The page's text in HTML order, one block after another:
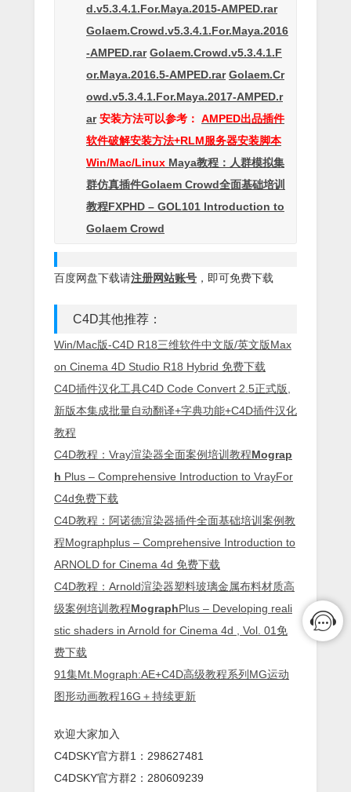
d.v5.3.4.1.For.Maya.2015-AMPED.rar
Golaem.Crowd.v5.3.4.1.For.Maya.2016
-AMPED.rar Golaem.Crowd.v5.3.4.1.F
or.Maya.2016.5-AMPED.rar Golaem.Cr
owd.v5.3.4.1.For.Maya.2017-AMPED.r
ar安装方法可以参考： AMPED出品插件
软件破解安装方法+RLM服务器安装脚本
Win/Mac/Linux Maya教程：人群模拟集
群仿真插件Golaem Crowd全面基础培训
教程FXPHD – GOL101 Introduction to
Golaem Crowd
百度网盘下载请注册网站账号 ，即可免费下载
C4D其他推荐：
Win/Mac版-C4D R18三维软件中文版/英文版Max
on Cinema 4D Studio R18 Hybrid 免费下载
C4D插件汉化工具C4D Code Convert 2.5正式版,
新版本集成批量自动翻译+字典功能+C4D插件汉化
教程
C4D教程：Vray渲染器全面案例培训教程Mograp
h Plus – Comprehensive Introduction to VrayFor
C4d免费下载
C4D教程：阿诺德渲染器插件全面基础培训案例教
程Mographplus – Comprehensive Introduction to
ARNOLD for Cinema 4d 免费下载
C4D教程：Arnold渲染器塑料玻璃金属布料材质高
级案例培训教程MographPlus – Developing reali
stic shaders in Arnold for Cinema 4d , Vol. 01免
费下载
91集Mt.Mograph:AE+C4D高级教程系列MG运动
图形动画教程16G＋持续更新
欢迎大家加入
C4DSKY官方群1：298627481
C4DSKY官方群2：280609239